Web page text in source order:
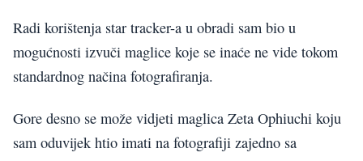
Radi korištenja star tracker-a u obradi sam bio u
mogućnosti izvuči maglice koje se inaće ne vide tokom
standardnog načina fotografiranja.
Gore desno se može vidjeti maglica Zeta Ophiuchi koju
sam oduvijek htio imati na fotografiji zajedno sa